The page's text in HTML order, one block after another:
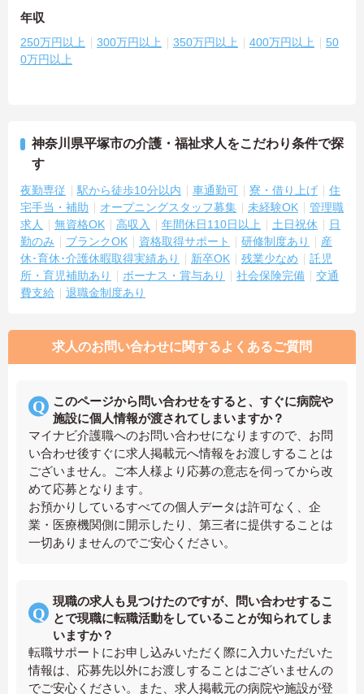
年収
250万円以上 300万円以上 350万円以上 400万円以上
50
0万円以上
神奈川県平塚市の介護・福祉求人をこだわり条件で探
す
夜勤専従 駅から徒歩10分以内 車通勤可 寮・借り上げ
住
宅手当・補助
オープニングスタッフ募集 未経験OK
管理職
求人
無資格OK 高収入 年間休日110日以上 土日祝休
日
勤のみ
ブランクOK 資格取得サポート 研修制度あり
産
休･育休･介護休暇取得実績あり
新卒OK 残業少なめ
託児
所・育児補助あり
ボーナス・賞与あり 社会保険完備
交通
費支給
退職金制度あり
求人のお問い合わせに関するよくあるご質問
このページから問い合わせをすると、すぐに病院や
施設に個人情報が渡されてしまいますか？
マイナビ介護職へのお問い合わせになりますので、お問
い合わせ後すぐに求人掲載元へ情報をお渡しすることは
ございません。ご本人様より応募の意志を伺ってから改
めて応募となります。
お預かりしているすべての個人データは許可なく、企
業・医療機関側に開示したり、第三者に提供することは
一切ありませんのでご安心ください。
現職の求人も見つけたのですが、問い合わせするこ
とで現職に転職活動をしていることが知られてしま
いますか？
転職サポートにお申し込みいただく際に入力いただいた
情報は、応募先以外にお渡しすることはございませんの
でご安心ください。また、求人掲載元の病院や施設が登